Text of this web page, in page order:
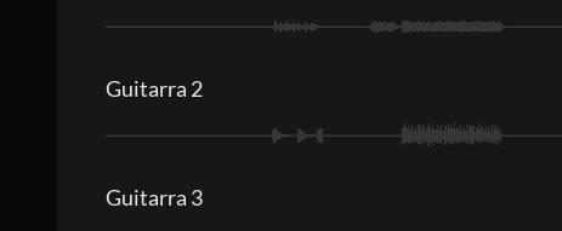
Guitarra 2
Guitarra 3